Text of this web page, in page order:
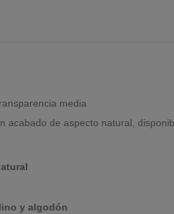
media
acabado de aspecto natural,
y algodón